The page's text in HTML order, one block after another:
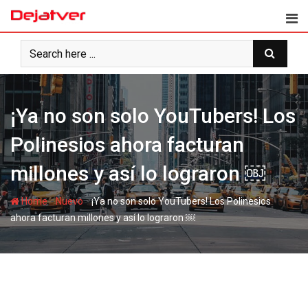
Skip
content
¡Ya no son solo YouTubers! Los
Polinesios ahora facturan
millones y así lo lograron ￼
Home-Nuevo-¡Ya no son solo YouTubers! Los Polinesios
ahora facturan millones y así lo lograron ￼